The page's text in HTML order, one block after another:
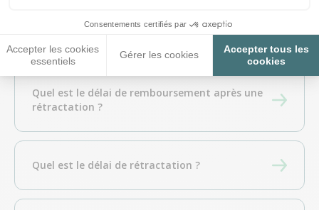
Consentements certifiés par
Accepter les cookies
essentiels
Gérer les cookies
Accepter tous les
cookies
Retours et remboursements
Quel est le délai de remboursement après une
rétractation ?
Quel est le délai de rétractation ?